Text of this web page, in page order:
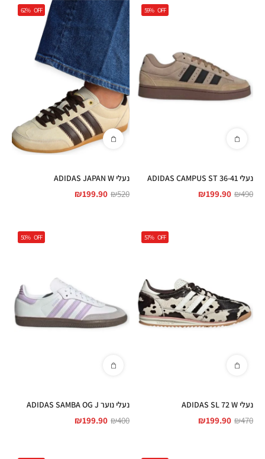
59% OFF
נעלי 36-41 ADIDAS CAMPUS ST
₪490
₪199.90
62% OFF
נעלי ADIDAS JAPAN W
₪520
₪199.90
57% OFF
נעלי ADIDAS SL 72 W
₪470
₪199.90
50% OFF
נעלי נוער ADIDAS SAMBA OG J
₪400
₪199.90